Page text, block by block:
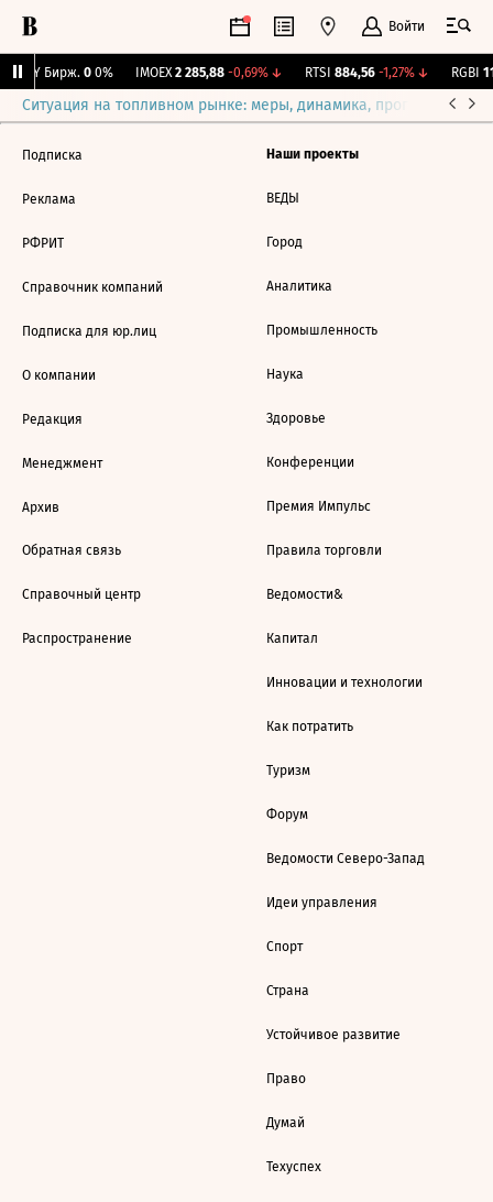
Войти
CNY Бирж. 0 0% IMOEX 2 285,88 -0,69%↓ RTSI 884,56 -1,27%↓ RGBI
Ситуация на топливном рынке: меры, динамика, прогнозы
Подписка
Реклама
РФРИТ
Справочник компаний
Подписка для юр.лиц
О компании
Редакция
Менеджмент
Архив
Обратная связь
Справочный центр
Распространение
Наши проекты
ВЕДЫ
Город
Аналитика
Промышленность
Наука
Здоровье
Конференции
Премия Импульс
Правила торговли
Ведомости&
Капитал
Инновации и технологии
Как потратить
Туризм
Форум
Ведомости Северо-Запад
Идеи управления
Спорт
Страна
Устойчивое развитие
Право
Думай
Техуспех